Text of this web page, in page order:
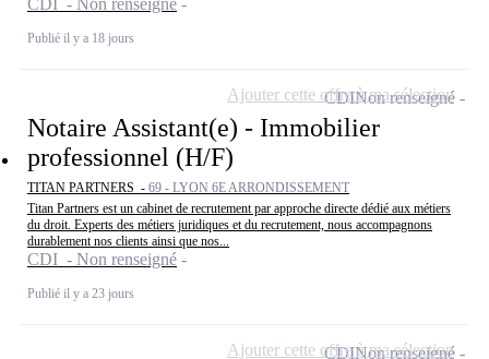
Publié il y a 18 jours
Notaire Assistant(e) - Immobilier
professionnel (H/F)
TITAN PARTNERS - 69 - LYON 6E ARRONDISSEMENT
Titan Partners est un cabinet de recrutement par approche directe dédié aux métiers
du droit. Experts des métiers juridiques et du recrutement, nous accompagnons
durablement nos clients ainsi que nos...
CDI - Non renseigné
Publié il y a 23 jours
CDINon renseigné
Ajouter cette offre à ma sélection
CDINon renseigné
Ajouter cette offre à ma sélection